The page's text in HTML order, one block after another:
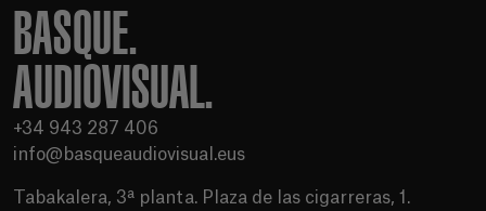
BASQUE.
AUDIOVISUAL.
+34 943 287 406
info@basqueaudiovisual.eus
Tabakalera, 3ª planta. Plaza de las cigarreras, 1.